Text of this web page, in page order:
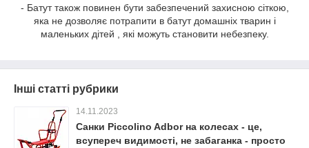
- Батут також повинен бути забезпечений захисною сіткою,
яка не дозволяє потрапити в батут домашніх тварин і
маленьких дітей , які можуть становити небезпеку.
Інші статті рубрики
14.11.2023
Санки Piccolino Adbor на колесах - це,
всупереч видимості, не забаганка - просто